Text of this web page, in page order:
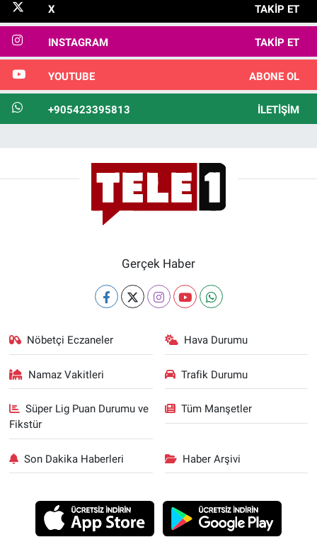
X TAKIP ET
INSTAGRAM TAKIP ET
YOUTUBE ABONE OL
+905423395813 İLETIŞIM
Gerçek Haber
Nöbetçi Eczaneler Hava Durumu
Namaz Vakitleri Trafik Durumu
Süper Lig Puan Durumu ve
Fikstür
Tüm Manşetler
Son Dakika Haberleri Haber Arşivi